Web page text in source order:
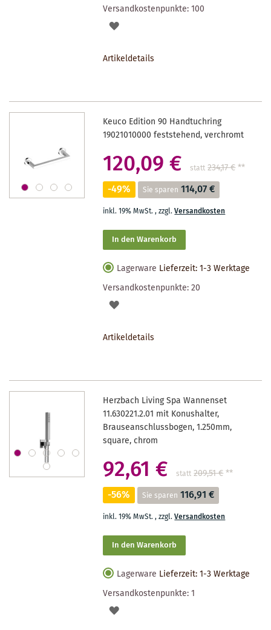
Versandkostenpunkte:100
AUF
Artikeldetails
Keuco Edition 90 Handtuchring
19021010000 feststehend, verchromt
120,09 € statt 234,17 €**
-49% Sie sparen 114,07 €
inkl. 19% MwSt.,zzgl.Versandkosten
In den Warenkorb
Lagerware Lieferzeit: 1-3 Werktage
Versandkostenpunkte:20
AUF
Artikeldetails
Herzbach Living Spa Wannenset
11.630221.2.01 mit Konushalter,
Brauseanschlussbogen, 1.250mm,
square, chrom
92,61 € statt 209,51 €**
-56% Sie sparen 116,91 €
inkl. 19% MwSt.,zzgl.Versandkosten
In den Warenkorb
Lagerware Lieferzeit: 1-3 Werktage
Versandkostenpunkte:1
AUF